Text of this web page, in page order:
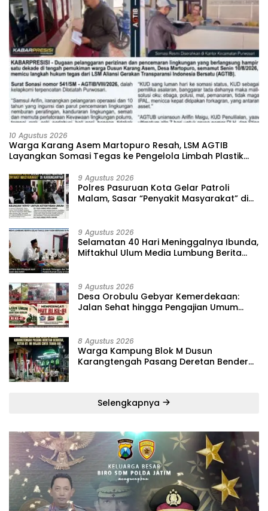
10 Agustus 2026
‎Warga Karang Asem Martopuro Resah, LSM AGTIB
Layangkan Somasi Tegas ke Pengelola Limbah Plastik
9 Agustus 2026
‎Polres Pasuruan Kota Gelar Patroli
Malam, Sasar “Penyakit Masyarakat” di
9 Agustus 2026
‎Selamatan 40 Hari Meninggalnya Ibunda,
Miftakhul Ulum Media Lumbung Berita
9 Agustus 2026
‎Desa Orobulu Gebyar Kemerdekaan:
Jalan Sehat hingga Pengajian Umum
8 Agustus 2026
‎Warga Kampung Blok M Dusun
Karangtengah Pasang Deretan Bendera,
Selengkapnya